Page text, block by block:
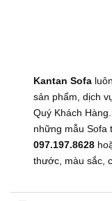
Kantan Sofa
sản phẩm, dịch
Quý Khách
những mẫu Sofa
097.197.8628
thước, màu sắc,